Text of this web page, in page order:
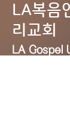
LA복음
리교회
LA Gospel